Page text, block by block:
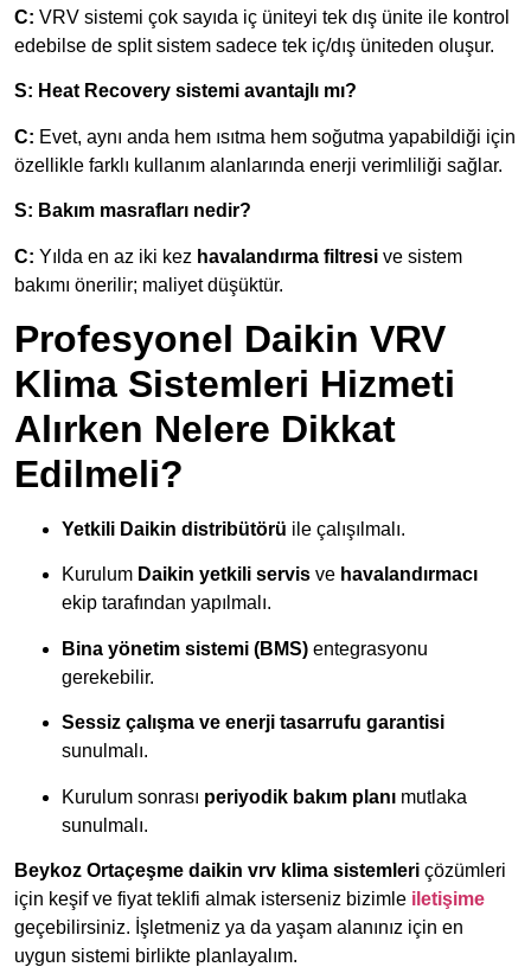
C: VRV sistemi çok sayıda iç üniteyi tek dış ünite ile kontrol
edebilse de split sistem sadece tek iç/dış üniteden oluşur.
S: Heat Recovery sistemi avantajlı mı?
C: Evet, aynı anda hem ısıtma hem soğutma yapabildiği için
özellikle farklı kullanım alanlarında enerji verimliliği sağlar.
S: Bakım masrafları nedir?
C: Yılda en az iki kez havalandırma filtresi ve sistem
bakımı önerilir; maliyet düşüktür.
Profesyonel Daikin VRV
Klima Sistemleri Hizmeti
Alırken Nelere Dikkat
Edilmeli?
Yetkili Daikin distribütörü ile çalışılmalı.
Kurulum Daikin yetkili servis ve havalandırmacı
ekip tarafından yapılmalı.
Bina yönetim sistemi (BMS) entegrasyonu
gerekebilir.
Sessiz çalışma ve enerji tasarrufu garantisi
sunulmalı.
Kurulum sonrası periyodik bakım planı mutlaka
sunulmalı.
Beykoz Ortaçeşme daikin vrv klima sistemleri çözümleri
için keşif ve fiyat teklifi almak isterseniz bizimle iletişime
geçebilirsiniz. İşletmeniz ya da yaşam alanınız için en
uygun sistemi birlikte planlayalım.